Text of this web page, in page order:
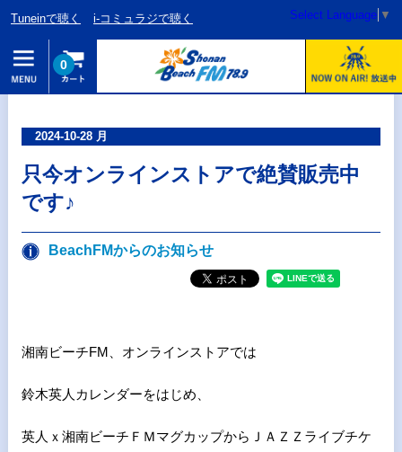
Tuneinで聴く i-コミュラジで聴く Select Language ▼
0
2024-10-28 月
只今オンラインストアで絶賛販売中
です♪
BeachFMからのお知らせ
湘南ビーチFM、オンラインストアでは
鈴木英人カレンダーをはじめ、
英人ｘ湘南ビーチＦＭマグカップからＪＡＺＺライブチケ